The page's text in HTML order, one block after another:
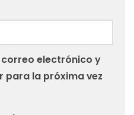
electrónico y
para la próxima vez